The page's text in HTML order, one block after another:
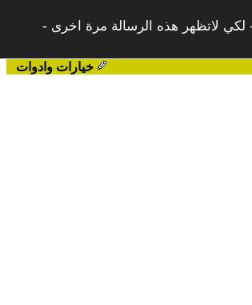
لكي لاتظهر هذه الرسالة مرة اخرى -
خيارات وادوات